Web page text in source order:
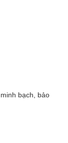
bạch, bảo